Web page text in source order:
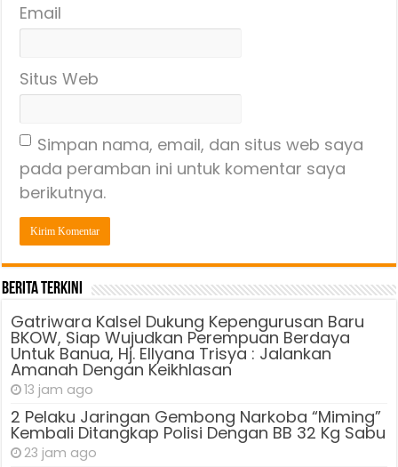
Email
Situs Web
Simpan nama, email, dan situs web saya
pada peramban ini untuk komentar saya
berikutnya.
Berita Terkini
Gatriwara Kalsel Dukung Kepengurusan Baru
BKOW, Siap Wujudkan Perempuan Berdaya
Untuk Banua, Hj. Ellyana Trisya : Jalankan
Amanah Dengan Keikhlasan
13 jam ago
2 Pelaku Jaringan Gembong Narkoba “Miming”
Kembali Ditangkap Polisi Dengan BB 32 Kg Sabu
23 jam ago